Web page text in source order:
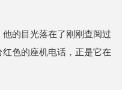
的目光落在了刚刚查阅过
色的座机电话，正是它在